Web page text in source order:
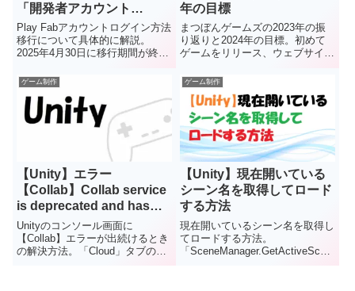
「開発者アカウント
→Microsoftアカウント」
Play Fabアカウントログイン方法
移行について具体的に解説。
2025年4月30日に移行期間が終了
早急に対応しましょう。【まつぼ
んゲームズ】では、初心者にも分
かりやすいよう図を使って丁寧に
紹介します。
年の目標
まつぼんゲームズの2023年の振
り返りと2024年の目標。初めて
ゲームをリリース、ウェブサイト
つぼんゲームズ】では、今後も面
白いゲームと有益な記事を作れる
ように頑張ります。
ゲーム制作
【Unity】エラー
【Collab】Collab service
is deprecated and has
been replaced with
PlasticSCM 解決方法
Unityのコンソール画面に
【Collab】エラーが出続けるとき
の解決方法。「Cloud」タブの
ゲーム制作
【Unity】現在開いている
シーン名を取得してロード
する方法
現在開いているシーン名を取得し
てロードする方法。
「SceneManager.GetActiveScen